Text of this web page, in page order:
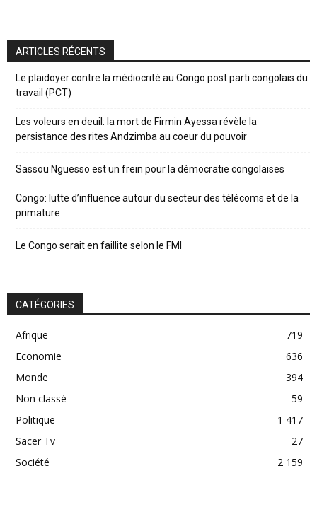
ARTICLES RÉCENTS
Le plaidoyer contre la médiocrité au Congo post parti congolais du
travail (PCT)
Les voleurs en deuil: la mort de Firmin Ayessa révèle la
persistance des rites Andzimba au coeur du pouvoir
Sassou Nguesso est un frein pour la démocratie congolaises
Congo: lutte d’influence autour du secteur des télécoms et de la
primature
Le Congo serait en faillite selon le FMI
CATÉGORIES
Afrique
719
Economie
636
Monde
394
Non classé
59
Politique
1 417
Sacer Tv
27
Société
2 159